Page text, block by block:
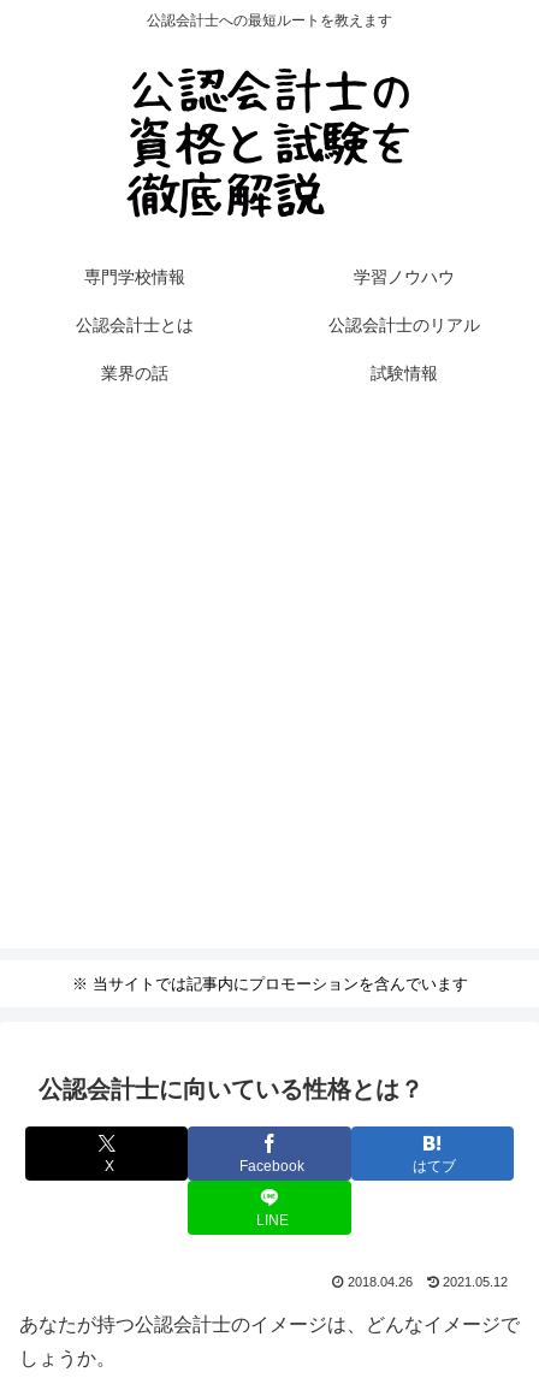
公認会計士への最短ルートを教えます
専門学校情報 学習ノウハウ
公認会計士とは 公認会計士のリアル
業界の話 試験情報
※ 当サイトでは記事内にプロモーションを含んでいます
公認会計士に向いている性格とは？
X Facebook はてブ
LINE
2018.04.26 2021.05.12
あなたが持つ公認会計士のイメージは、どんなイメージで
しょうか。